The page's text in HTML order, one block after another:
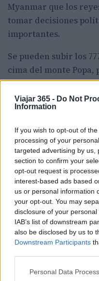
Viajar 365 - Do Not
Information
If you wish to opt-out of
processing of your
targeted advertising by us,
section to confirm your
opt-out request is
interest-based ads based
us or personal information
your opt-out. You may
disclosure of your
IAB’s list of downstream
also be disclosed by us to
Downstream Participants
Please note that this
Personal Data
Myanmar que los
tomar decisiones
importantes.
Se pueden subir los
cima del monte Popa,
preparado para ver
camino. Aunque el
olvide mirar hacia
6. Kalaw (2 noches)
Kalaw es una
Myanmar y uno de
los viajeros en el
espectacular y
senderismo. Se
Cielo, que lleva al
pagoda de